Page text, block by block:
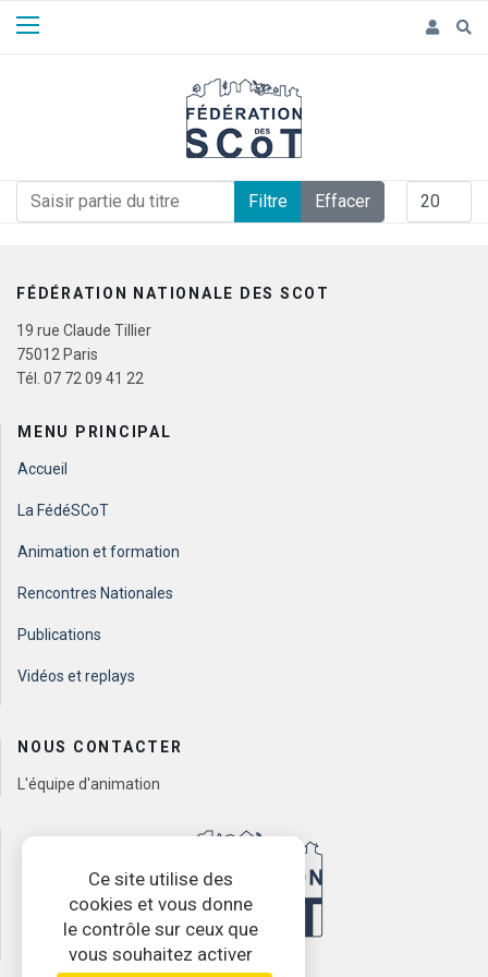
Filtre Effacer
FÉDÉRATION NATIONALE DES SCOT
19 rue Claude Tillier
75012 Paris
Tél. 07 72 09 41 22
MENU PRINCIPAL
Accueil
La FédéSCoT
Animation et formation
Rencontres Nationales
Publications
Vidéos et replays
NOUS CONTACTER
L'équipe d'animation
Ce site utilise des
cookies et vous donne
le contrôle sur ceux que
vous souhaitez activer